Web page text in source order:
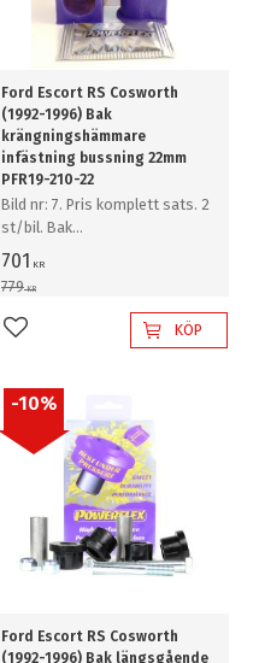
Ford Escort RS Cosworth
(1992-1996) Bak
krängningshämmare
infästning bussning 22mm
PFR19-210-22
Bild nr: 7. Pris komplett sats. 2
st/bil. Bak
krängningshämmare
infästning bussning 22mm
701 KR
779KR
Lägg till i favoriterKÖP
Ford Escort RS Cosworth
(1992-1996) Bak längsgående
10%